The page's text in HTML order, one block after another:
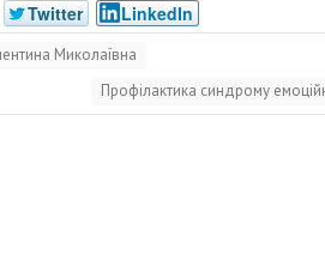
Twitter LinkedIn
Миколаївна
Профілактика синдрому